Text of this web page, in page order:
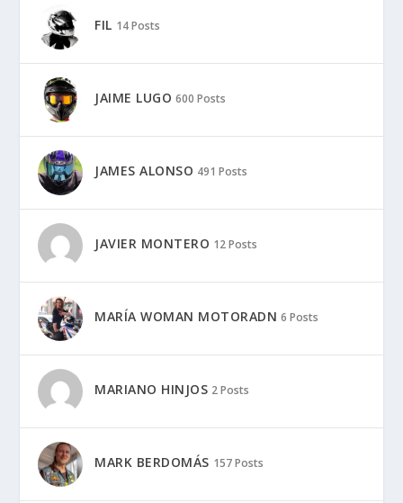
FIL 14 Posts
JAIME LUGO 600 Posts
JAMES ALONSO 491 Posts
JAVIER MONTERO 12 Posts
MARÍA WOMAN MOTORADN 6 Posts
MARIANO HINJOS 2 Posts
MARK BERDOMÁS 157 Posts